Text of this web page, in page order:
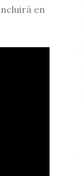
en